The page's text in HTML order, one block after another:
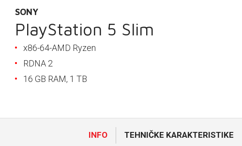
SONY
PlayStation 5 Slim
x86-64-AMD Ryzen
RDNA 2
16 GB RAM, 1 TB
INFO TEHNIČKE KARAKTERISTIKE